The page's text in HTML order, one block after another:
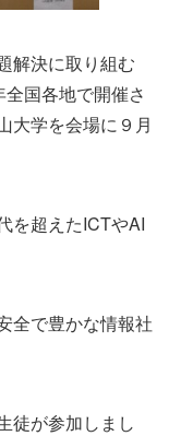
解決に取り組む
全国各地で開催さ
大学を会場に９月
を超えたICTやAI
全で豊かな情報社
徒が参加しまし